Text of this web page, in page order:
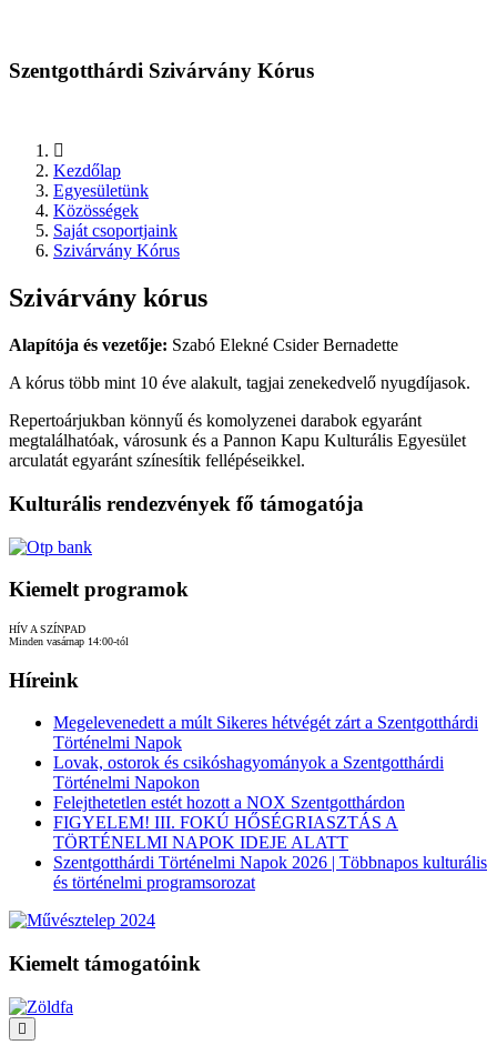
Szentgotthárdi Szivárvány Kórus
Kezdőlap
Egyesületünk
Közösségek
Saját csoportjaink
Szivárvány Kórus
Szivárvány kórus
Alapítója és vezetője: Szabó Elekné Csider Bernadette
A kórus több mint 10 éve alakult, tagjai zenekedvelő nyugdíjasok.
Repertoárjukban könnyű és komolyzenei darabok egyaránt
megtalálhatóak, városunk és a Pannon Kapu Kulturális Egyesület
arculatát egyaránt színesítik fellépéseikkel.
Kulturális rendezvények fő támogatója
Kiemelt programok
HÍV A SZÍNPAD
Minden vasárnap 14:00-tól
Híreink
Megelevenedett a múlt Sikeres hétvégét zárt a Szentgotthárdi
Történelmi Napok
Lovak, ostorok és csikóshagyományok a Szentgotthárdi
Történelmi Napokon
Felejthetetlen estét hozott a NOX Szentgotthárdon
FIGYELEM! III. FOKÚ HŐSÉGRIASZTÁS A
TÖRTÉNELMI NAPOK IDEJE ALATT
Szentgotthárdi Történelmi Napok 2026 | Többnapos kulturális
és történelmi programsorozat
Kiemelt támogatóink